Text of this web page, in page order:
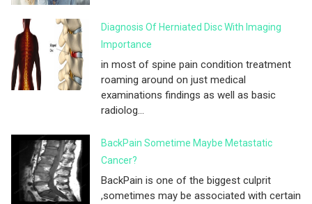
Diagnosis Of Herniated Disc With Imaging
Importance
in most of spine pain condition treatment
roaming around on just medical
examinations findings as well as basic
radiolog...
BackPain Sometime Maybe Metastatic
Cancer?
BackPain is one of the biggest culprit
,sometimes may be associated with certain